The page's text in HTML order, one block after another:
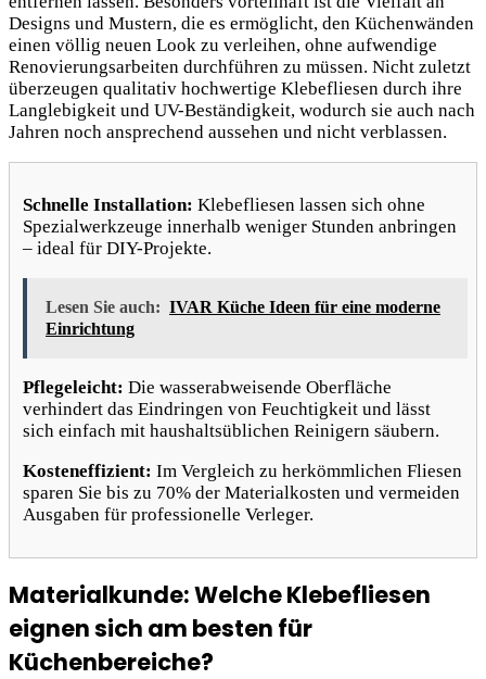
Designs und Mustern, die es ermöglicht, den Küchenwänden
einen völlig neuen Look zu verleihen, ohne aufwendige
Renovierungsarbeiten durchführen zu müssen. Nicht zuletzt
überzeugen qualitativ hochwertige Klebefliesen durch ihre
Langlebigkeit und UV-Beständigkeit, wodurch sie auch nach
Jahren noch ansprechend aussehen und nicht verblassen.
Schnelle Installation: Klebefliesen lassen sich ohne
Spezialwerkzeuge innerhalb weniger Stunden anbringen
– ideal für DIY-Projekte.
Lesen Sie auch: IVAR Küche Ideen für eine moderne
Einrichtung
Pflegeleicht: Die wasserabweisende Oberfläche
verhindert das Eindringen von Feuchtigkeit und lässt
sich einfach mit haushaltsüblichen Reinigern säubern.
Kosteneffizient: Im Vergleich zu herkömmlichen Fliesen
sparen Sie bis zu 70% der Materialkosten und vermeiden
Ausgaben für professionelle Verleger.
Materialkunde: Welche Klebefliesen
eignen sich am besten für
Küchenbereiche?